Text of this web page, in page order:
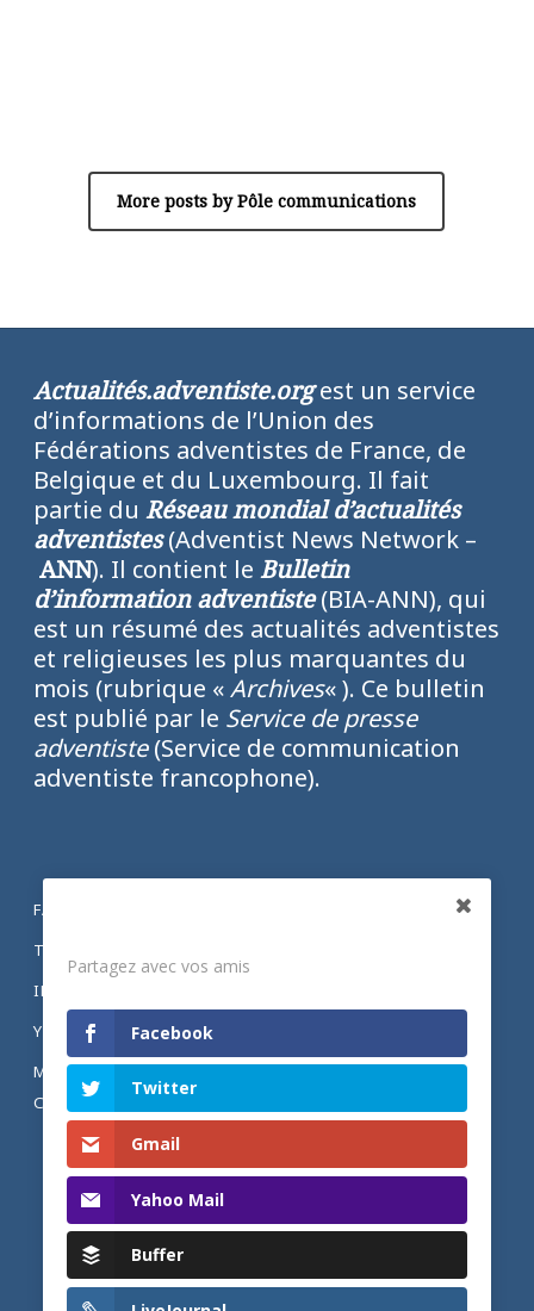
More posts by Pôle communications
Actualités.adventiste.orgest un service
d’informations de l’Union des
Fédérations adventistes de France, de
Belgique et du Luxembourg. Il fait
partie du Réseau mondial d’actualités
adventistes(Adventist News Network –
ANN). Il contient le Bulletin
d’information adventiste(BIA-ANN), qui
est un résumé des actualités adventistes
et religieuses les plus marquantes du
mois (rubrique «Archives« ). Ce bulletin
est publié par le Service de presse
adventiste(Service de communication
adventiste francophone).
FACEBOOK
TWITTER
INSTAGRAM
YOUTUBE
MENTIONS LÉGALES ET POLITIQUE DE
CONFIDENTIALITÉ
Partagez avec vos amis
Facebook
Twitter
Gmail
Yahoo Mail
Buffer